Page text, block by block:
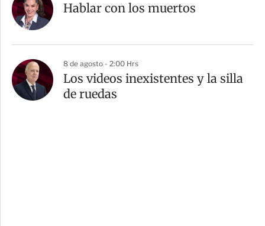
Hablar con los muertos
8 de agosto - 2:00 Hrs
Los videos inexistentes y la silla
de ruedas